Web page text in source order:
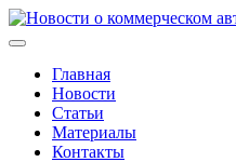
Skip
to
автомобилях и спецтехнике
Главная
Новости
Статьи
Материалы
Контакты